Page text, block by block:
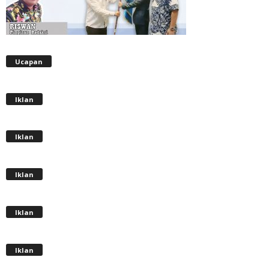
Ucapan
Iklan
Iklan
Iklan
Iklan
Iklan